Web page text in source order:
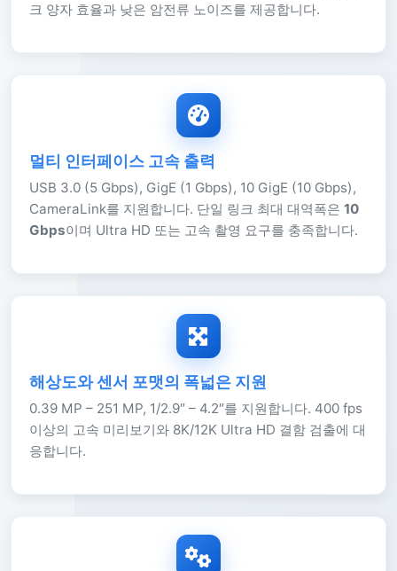
크 양자 효율과 낮은 암전류 노이즈를 제공합니다.
멀티 인터페이스 고속 출력
USB 3.0 (5 Gbps), GigE (1 Gbps), 10 GigE (10 Gbps),
CameraLink를 지원합니다. 단일 링크 최대 대역폭은 10
Gbps이며 Ultra HD 또는 고속 촬영 요구를 충족합니다.
해상도와 센서 포맷의 폭넓은 지원
0.39 MP – 251 MP, 1/2.9″ – 4.2″를 지원합니다. 400 fps
이상의 고속 미리보기와 8K/12K Ultra HD 결함 검출에 대
응합니다.